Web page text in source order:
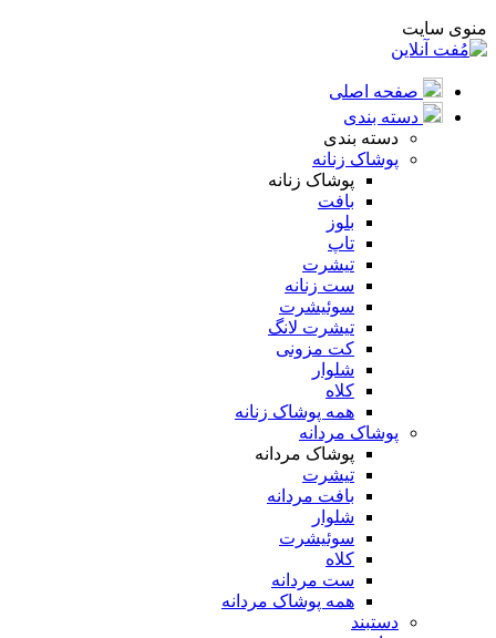
منوی سایت
صفحه اصلی
دسته بندی
دسته بندی
پوشاک زنانه
پوشاک زنانه
بافت
بلوز
تاپ
تیشرت
ست زنانه
سوئیشرت
تیشرت لانگ
کت مزونی
شلوار
کلاه
همه پوشاک زنانه
پوشاک مردانه
پوشاک مردانه
تیشرت
بافت مردانه
شلوار
سوئیشرت
کلاه
ست مردانه
همه پوشاک مردانه
دستبند